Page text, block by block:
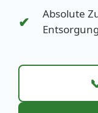
✔
Absolute
Entsorgung